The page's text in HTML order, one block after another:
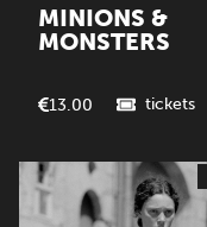
MINIONS &
MONSTERS
13.00 tickets